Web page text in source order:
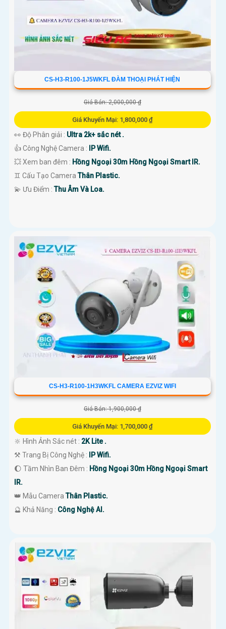
CS-H3-R100-1J5WKFL ĐÀM THOẠI PHÁT HIỆN
Giá Bán: 2,000,000 ₫
Giá Khuyến Mại: 1,800,000 ₫
👀 Độ Phân giải : Ultra 2k+ sắc nét .
👍 Công Nghệ Camera :
IP Wifi.
💥 Xem ban đêm : Hồng Ngoại 30m Hồng Ngoại Smart IR.
♊ Cấu Tạo CameraThân Plastic.
️💫 Ưu Điểm :Thu Âm Và Loa.
CS-H3-R100-1H3WKFL CAMERA EZVIZ WIFI
Giá Bán: 1,900,000 ₫
Giá Khuyến Mại: 1,700,000 ₫
🔆 Hình Ảnh Sắc nét : 2K Lite .
⚒ Trang Bị Công Nghệ :
IP Wifi.
🌔 Tầm Nhìn Ban Đêm : Hồng Ngoại 30m Hồng Ngoại Smart
IR.
👑 Mẫu CameraThân Plastic.
️🔮 Khả Năng : Công Nghệ AI.